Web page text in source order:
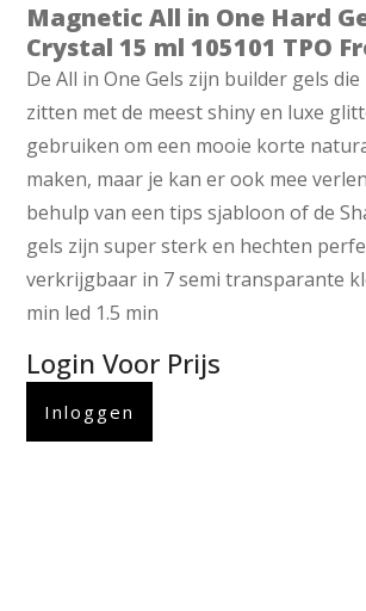
Magnetic All in One Hard
Crystal 15 ml 105101 TPO
De All in One Gels zijn builder gels
zitten met de meest shiny en luxe
gebruiken om een mooie korte
maken, maar je kan er ook mee
behulp van een tips sjabloon of de
gels zijn super sterk en hechten
verkrijgbaar in 7 semi transparante
min led 1.5 min
Login Voor Prijs
Inloggen